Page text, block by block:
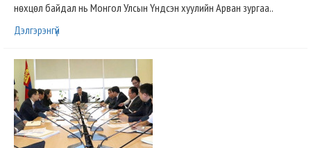
нөхцөл байдал нь Монгол Улсын Үндсэн хуулийн Арван зургаа..
Дэлгэрэнгүй